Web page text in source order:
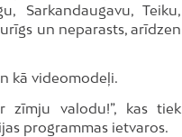
Sarkandaugavu, Teiku,
un neparasts, arīdzen
kā videomodeļi.
zīmju valodu!”, kas tiek
programmas ietvaros.